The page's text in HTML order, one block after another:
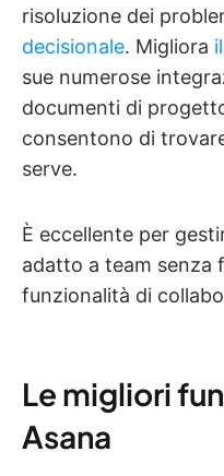
risoluzione dei
decisionale. Migliora
sue numerose
documenti di
consentono di
serve.
È eccellente per
adatto a team senza
funzionalità di
Le migliori
Asana